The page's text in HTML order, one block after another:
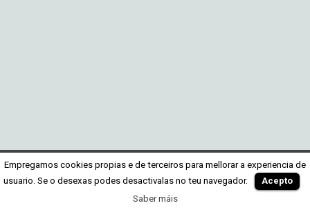
Empregamos cookies propias e de terceiros para mellorar a experiencia de
usuario. Se o desexas podes desactivalas no teu navegador.
Acepto
Saber máis